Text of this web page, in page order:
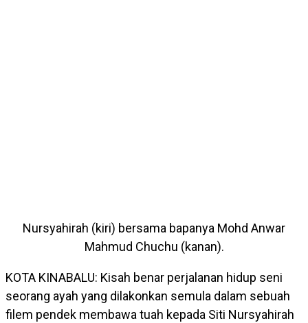
Nursyahirah (kiri) bersama bapanya Mohd Anwar
Mahmud Chuchu (kanan).
KOTA KINABALU: Kisah benar perjalanan hidup seni
seorang ayah yang dilakonkan semula dalam sebuah
filem pendek membawa tuah kepada Siti Nursyahirah